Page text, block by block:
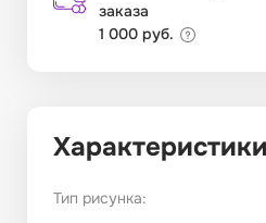
заказа
1 000 руб.
Характеристики
Тип рисунка: